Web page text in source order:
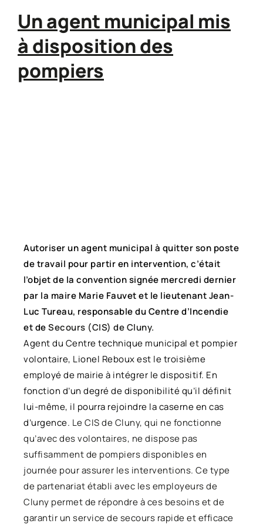
Un agent municipal mis
à disposition des
pompiers
Autoriser un agent municipal à quitter son poste
de travail pour partir en intervention, c’était
l’objet de la convention signée mercredi dernier
par la maire Marie Fauvet et le lieutenant Jean-
Luc Tureau, responsable du Centre d’Incendie
et de Secours (CIS) de Cluny.
Agent du Centre technique municipal et pompier
volontaire, Lionel Reboux est le troisième
employé de mairie à intégrer le dispositif. En
fonction d’un degré de disponibilité qu’il définit
lui-même, il pourra rejoindre la caserne en cas
d’urgence. Le CIS de Cluny, qui ne fonctionne
qu’avec des volontaires, ne dispose pas
suffisamment de pompiers disponibles en
journée pour assurer les interventions. Ce type
de partenariat établi avec les employeurs de
Cluny permet de répondre à ces besoins et de
garantir un service de secours rapide et efficace